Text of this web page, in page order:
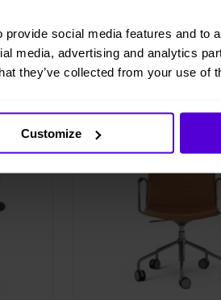
social media features and to
media, advertising and analytics
they’ve collected from your use of
Customize
5 i lager